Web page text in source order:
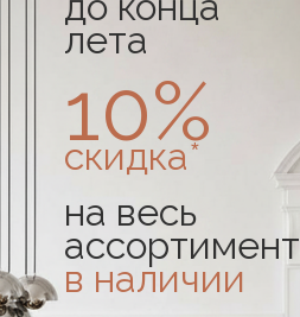
лета
10%
скидка*
на весь
ассортимент
в наличии